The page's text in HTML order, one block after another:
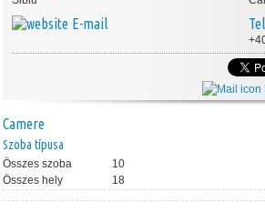
E-mail
Camere
Szoba típusa
Összes szoba
10
Összes hely
18